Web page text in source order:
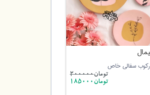
سفالی خاص
تومان200000
تومان185000